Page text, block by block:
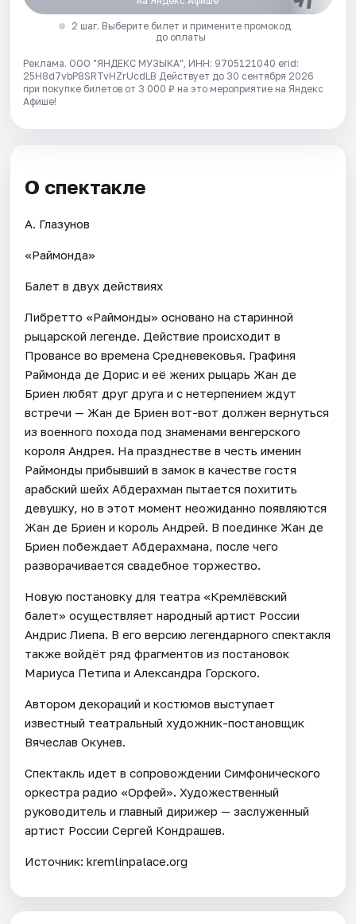
2 шаг. Выберите билет и примените промокод
до оплаты
Реклама. ООО "ЯНДЕКС МУЗЫКА", ИНН: 9705121040 erid:
25H8d7vbP8SRTvHZrUcdLB Действует до 30 сентября 2026
при покупке билетов от 3 000 ₽ на это мероприятие на Яндекс
Афише!
О спектакле
А. Глазунов
«Раймонда»
Балет в двух действиях
Либретто «Раймонды» основано на старинной
рыцарской легенде. Действие происходит в
Провансе во времена Средневековья. Графиня
Раймонда де Дорис и её жених рыцарь Жан де
Бриен любят друг друга и с нетерпением ждут
встречи — Жан де Бриен вот-вот должен вернуться
из военного похода под знаменами венгерского
короля Андрея. На празднестве в честь именин
Раймонды прибывший в замок в качестве гостя
арабский шейх Абдерахман пытается похитить
девушку, но в этот момент неожиданно появляются
Жан де Бриен и король Андрей. В поединке Жан де
Бриен побеждает Абдерахмана, после чего
разворачивается свадебное торжество.
Новую постановку для театра «Кремлёвский
балет» осуществляет народный артист России
Андрис Лиепа. В его версию легендарного спектакля
также войдёт ряд фрагментов из постановок
Мариуса Петипа и Александра Горского.
Автором декораций и костюмов выступает
известный театральный художник-постановщик
Вячеслав Окунев.
Спектакль идет в сопровождении Симфонического
оркестра радио «Орфей». Художественный
руководитель и главный дирижер — заслуженный
артист России Сергей Кондрашев.
Источник: kremlinpalace.org